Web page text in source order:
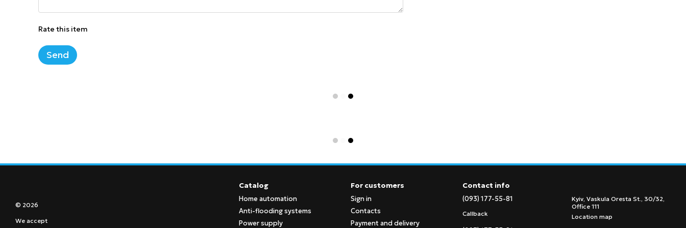
Rate this item
Send
© 2026
We accept
Catalog
Home automation
Anti-flooding systems
Power supply
For customers
Sign in
Contacts
Payment and delivery
Contact info
(093) 177-55-81
Callback
Kyiv, Vaskula Oresta St., 30/32,
Office 111
Location map